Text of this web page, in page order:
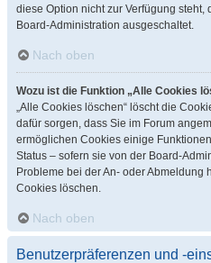
diese Option nicht zur Verfügung
Board-Administration ausgeschaltet.
Nach oben
Wozu ist die Funktion „Alle Cookies
„Alle Cookies löschen“ löscht die
dafür sorgen, dass Sie im Forum
ermöglichen Cookies einige
Status – sofern sie von der Board-
Probleme bei der An- oder Abmeldung
Cookies löschen.
Nach oben
Benutzerpräferenzen und -